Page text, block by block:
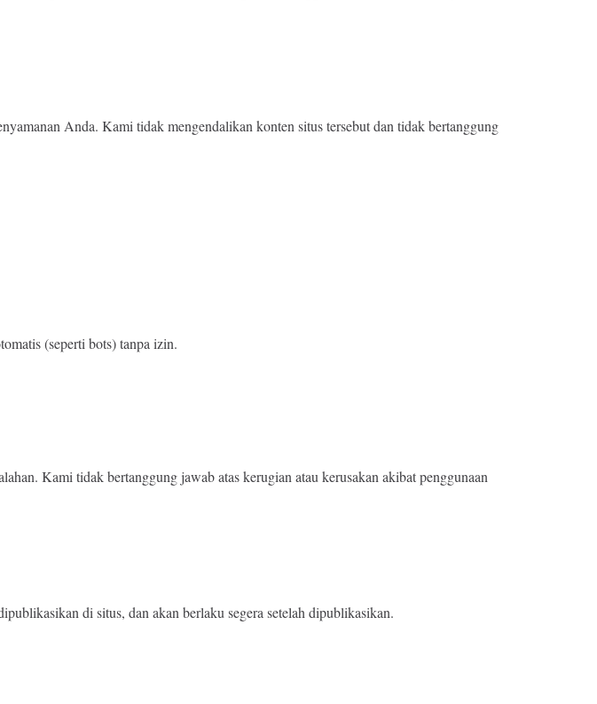
Anda. Kami tidak mengendalikan konten situs tersebut dan tidak bertanggung
(seperti bots) tanpa izin.
Kami tidak bertanggung jawab atas kerugian atau kerusakan akibat penggunaan
di situs, dan akan berlaku segera setelah dipublikasikan.